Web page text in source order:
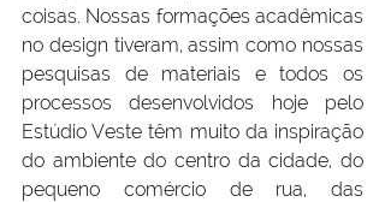
coisas. Nossas formações acadêmicas
no design tiveram, assim como nossas
pesquisas de materiais e todos os
processos desenvolvidos hoje pelo
Estúdio Veste têm muito da inspiração
do ambiente do centro da cidade, do
pequeno comércio de rua, das